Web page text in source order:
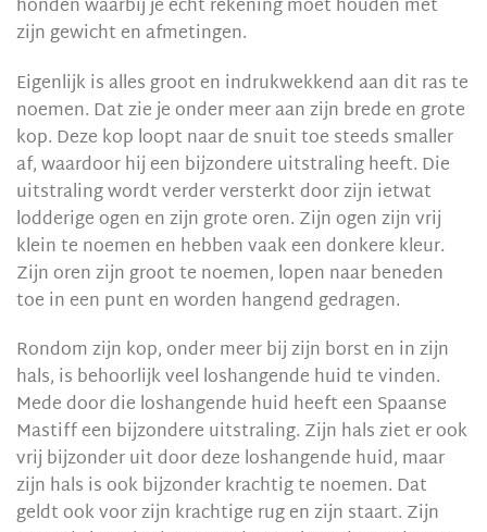
honden waarbij je echt rekening moet houden met
zijn gewicht en afmetingen.
Eigenlijk is alles groot en indrukwekkend aan dit ras te
noemen. Dat zie je onder meer aan zijn brede en grote
kop. Deze kop loopt naar de snuit toe steeds smaller
af, waardoor hij een bijzondere uitstraling heeft. Die
uitstraling wordt verder versterkt door zijn ietwat
lodderige ogen en zijn grote oren. Zijn ogen zijn vrij
klein te noemen en hebben vaak een donkere kleur.
Zijn oren zijn groot te noemen, lopen naar beneden
toe in een punt en worden hangend gedragen.
Rondom zijn kop, onder meer bij zijn borst en in zijn
hals, is behoorlijk veel loshangende huid te vinden.
Mede door die loshangende huid heeft een Spaanse
Mastiff een bijzondere uitstraling. Zijn hals ziet er ook
vrij bijzonder uit door deze loshangende huid, maar
zijn hals is ook bijzonder krachtig te noemen. Dat
geldt ook voor zijn krachtige rug en zijn staart. Zijn